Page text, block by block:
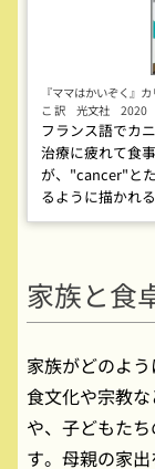
『ママはかいぞく』
こ 訳 光文社 2020
フランス語でカ
治療に疲れて食
が、"cancer"と
るように描かれ
家族と食
家族がどのよ
食文化や宗教
や、子どもた
す。母親の家